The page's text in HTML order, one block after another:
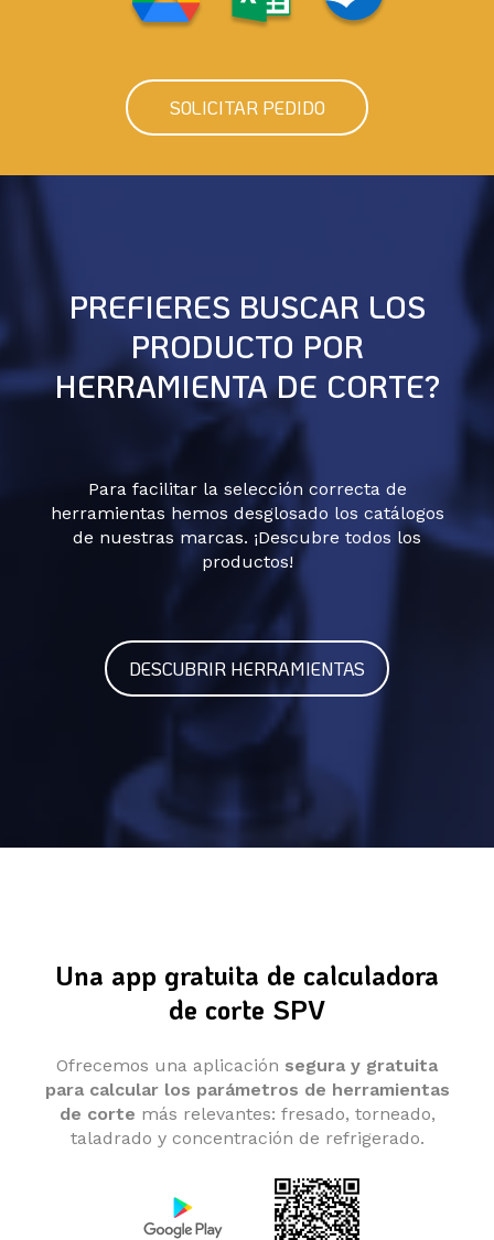
SOLICITAR PEDIDO
PREFIERES BUSCAR LOS
PRODUCTO POR
HERRAMIENTA DE CORTE?
Para facilitar la selección correcta de
herramientas hemos desglosado los catálogos
de nuestras marcas. ¡Descubre todos los
productos!
DESCUBRIR HERRAMIENTAS
Una app gratuita de calculadora
de corte SPV
Ofrecemos una aplicación segura y gratuita
para calcular los parámetros de herramientas
de corte más relevantes: fresado, torneado,
taladrado y concentración de refrigerado.